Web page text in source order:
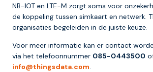
NB-IOT en LTE-M zorgt soms voor
de koppeling tussen simkaart en netwerk.
organisaties begeleiden in de juiste keuze.
Voor meer informatie kan er contact
via het telefoonnummer 085-0443500
info@thingsdata.com.